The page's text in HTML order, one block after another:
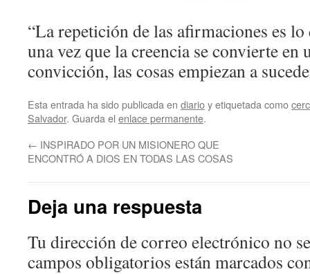
“La repetición de las afirmaciones es
una vez que la creencia se convierte en
convicción, las cosas empiezan a
Esta entrada ha sido publicada en diarioy etiquetada como
Salvador. Guarda el enlace permanente.
← INSPIRADO POR UN MISIONERO QUE
ENCONTRÓ A DIOS EN TODAS LAS COSAS
Deja una respuesta
Tu dirección de correo electrónico no
campos obligatorios están marcados